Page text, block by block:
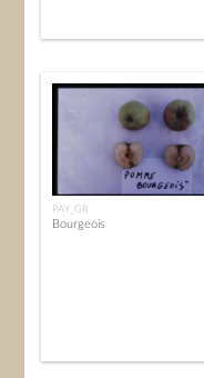
PAY_GR
Bourgeois